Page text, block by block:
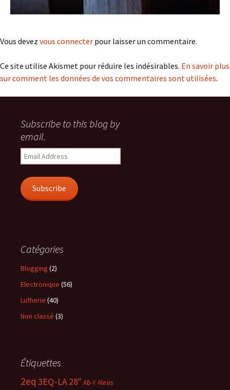
Vous devez vous connecter pour laisser un commentaire.
Ce site utilise Akismet pour réduire les indésirables. En savoir plus
sur comment les données de vos commentaires sont utilisées.
Subscribe to this blog by
email.
Email
Address
Subscribe
Catégories
Blogging (2)
Electronique (56)
Lutherie (40)
Non classé (3)
Étiquettes
2eq 3EQ-LA28" AB-YAlesis